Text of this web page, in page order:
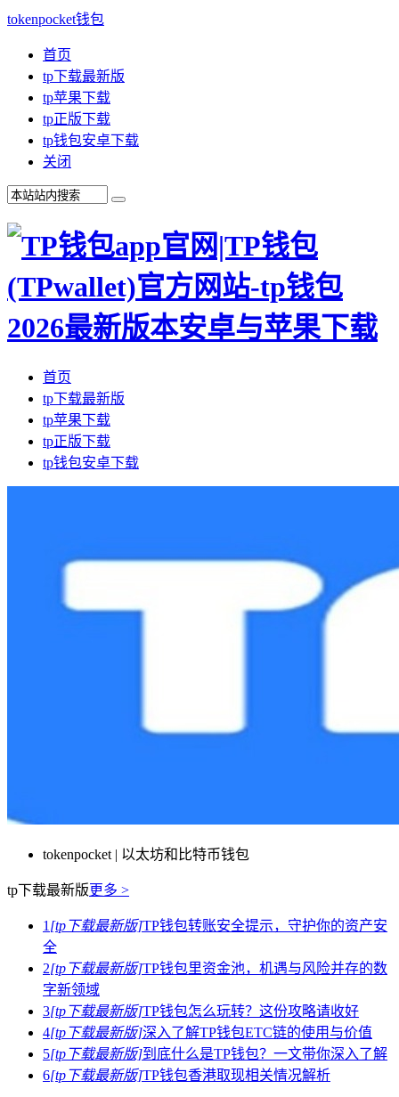
tokenpocket钱包
首页
tp下载最新版
tp苹果下载
tp正版下载
tp钱包安卓下载
关闭
首页
tp下载最新版
tp苹果下载
tp正版下载
tp钱包安卓下载
tokenpocket | 以太坊和比特币钱包
tp下载最新版更多 >
1 [tp下载最新版]TP钱包转账安全提示，守护你的资产安
全
2[tp下载最新版]TP钱包里资金池，机遇与风险并存的数
字新领域
3[tp下载最新版]TP钱包怎么玩转？这份攻略请收好
4[tp下载最新版]深入了解TP钱包ETC链的使用与价值
5[tp下载最新版]到底什么是TP钱包？一文带你深入了解
6[tp下载最新版]TP钱包香港取现相关情况解析